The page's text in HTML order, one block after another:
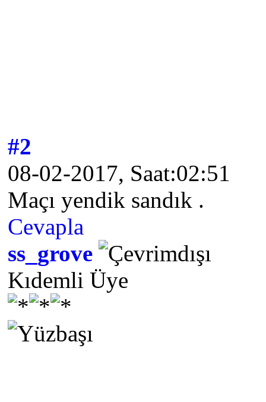
#2
08-02-2017, Saat:02:51
Maçı yendik sandık .
Cevapla
ss_grove
Kıdemli Üye